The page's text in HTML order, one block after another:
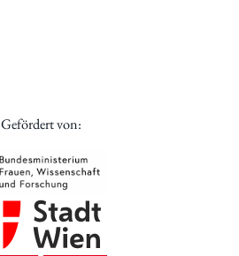
Gefördert von: